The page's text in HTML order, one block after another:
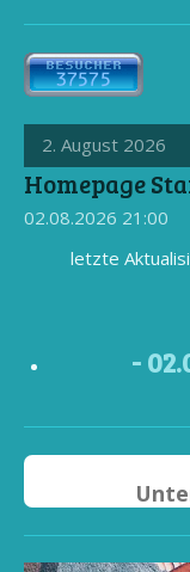
2. August 2026
Homepage
02.08.2026 21:00
letzte
- 02